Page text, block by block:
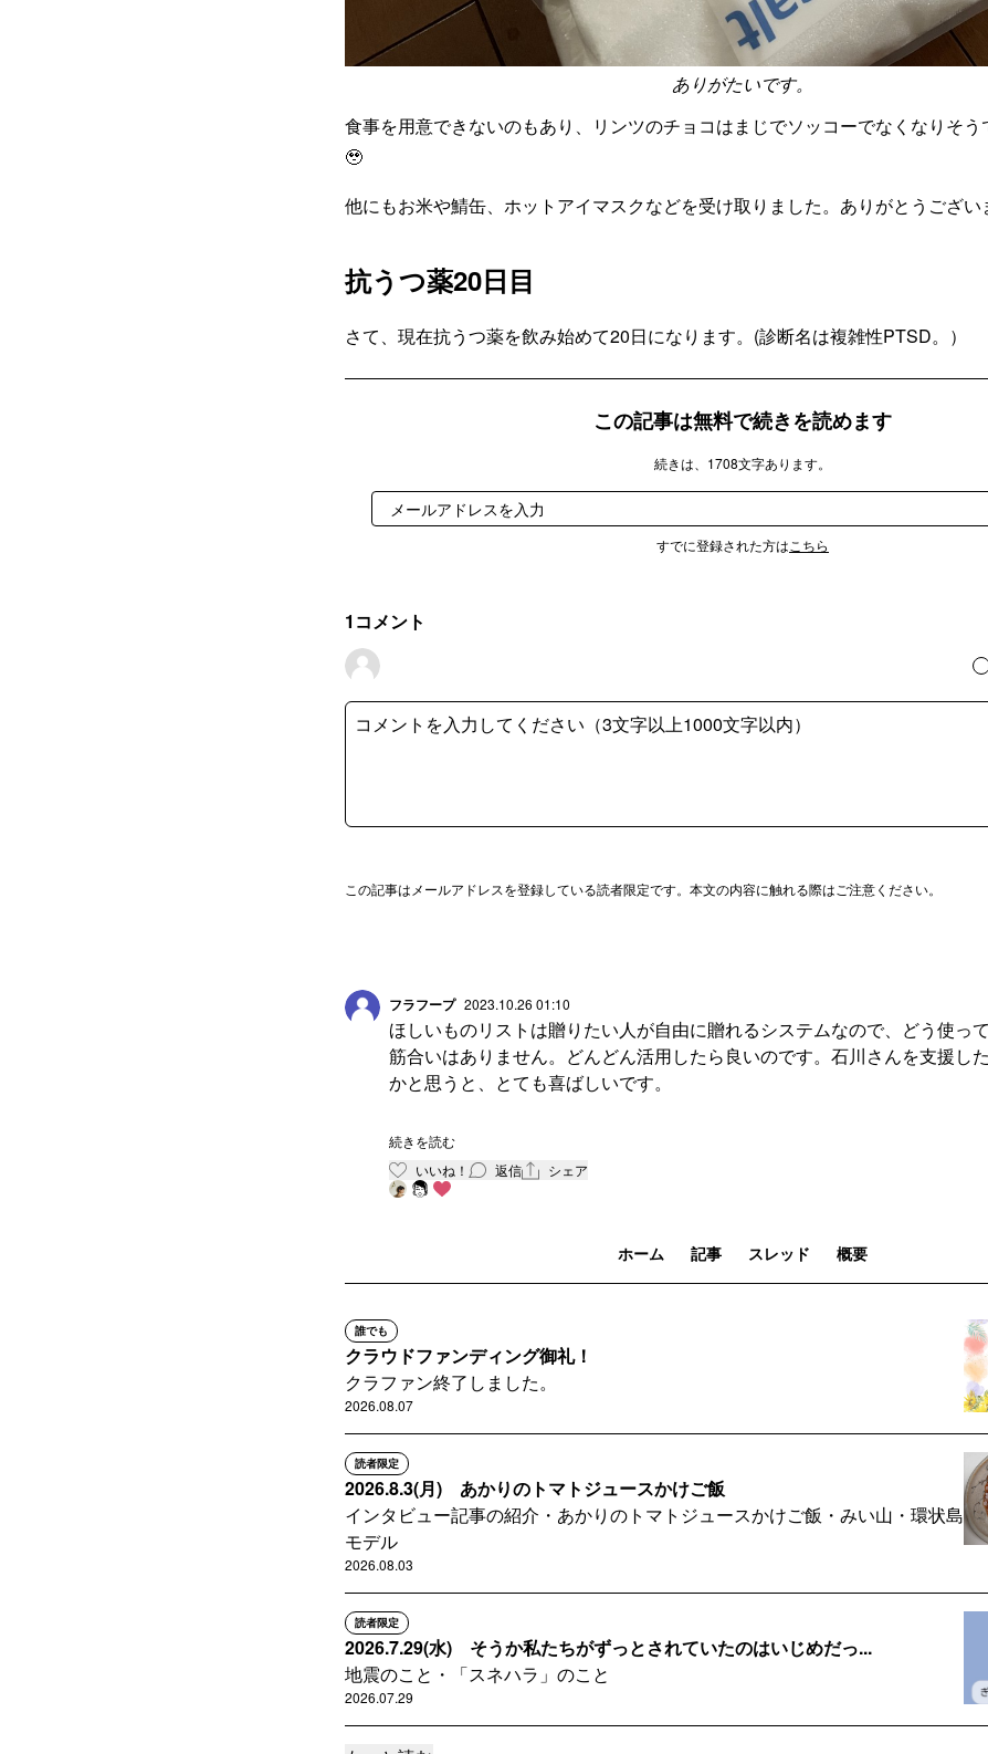
ありがたいです。
食事を用意できないのもあり、リンツのチョコはまじでソッコーでなくなりそ
🥹
他にもお米や鯖缶、ホットアイマスクなどを受け取りました。ありがとうござい
抗うつ薬20日目
さて、現在抗うつ薬を飲み始めて20日になります。(診断名は複雑性PTSD。）
この記事は無料で続きを読めます
続きは、1708文字あります。
すでに登録された方は こちら
1 コメント
この記事はメールアドレスを登録している読者限定です。本文の内容に触れる際はご注意ください。
フラフープ 2023.10.26 01:10
ほしいものリストは贈りたい人が自由に贈れるシステムなので、どう使っ
筋合いはありません。どんどん活用したら良いのです。石川さんを支援し
かと思うと、とても喜ばしいです。
そのリストですが、アクセスがちょいと不便で。Xでいうところのプロフィ
のように、すぐに見られるところにあると助かるのですが、少し抵抗があり
続きを読む
いいね！
返信 シェア
ホーム 記事 スレッド 概要
誰でも
クラウドファンディング御礼！
クラファン終了しました。
2026.08.07
読者限定
2026.8.3(月) あかりのトマトジュースかけご飯
インタビュー記事の紹介・あかりのトマトジュースかけご飯・みい山・環状島
モデル
2026.08.03
読者限定
2026.7.29(水) そうか私たちがずっとされていたのはいじめだっ...
地震のこと・「スネハラ」のこと
2026.07.29